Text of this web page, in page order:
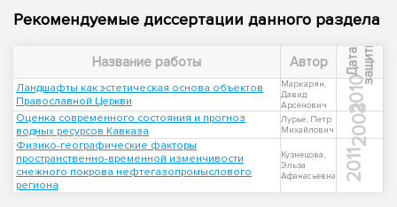
Рекомендуемые диссертации данного раздела
Название работы Автор Д
а
т
а
з
а
щ
и
ты
Ландшафты как эстетическая основа объектов
Православной Церкви
Маркарян,
Давид
Арсенович
2010
Оценка современного состояния и прогноз
водных ресурсов Кавказа
Лурье, Петр
Михайлович
2003
Физико-географические факторы
пространственно-временной изменчивости
снежного покрова нефтегазопромыслового
региона
Кузнецова,
Эльза
Афанасьевна
2011